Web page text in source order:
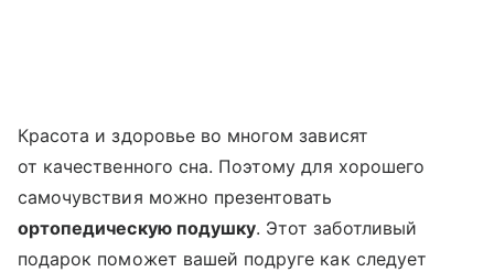
Красота и здоровье во многом зависят
от качественного сна. Поэтому для хорошего
самочувствия можно презентовать
ортопедическую подушку. Этот заботливый
подарок поможет вашей подруге как следует